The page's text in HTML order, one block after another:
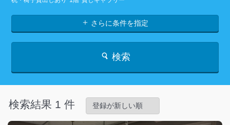
さらに条件を指定
検索
検索結果 1 件